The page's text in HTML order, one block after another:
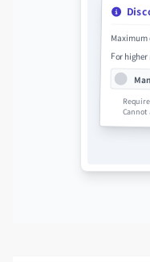
For
Cannot